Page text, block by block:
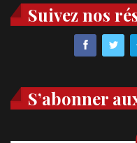
Suivez nos
S’abonner